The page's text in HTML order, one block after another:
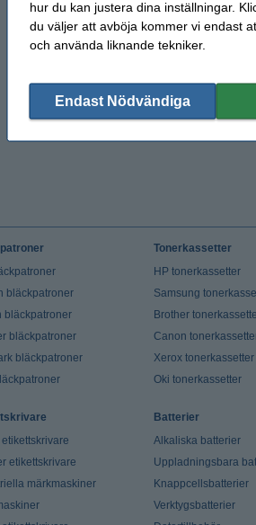
bläckpatroner
bläckpatroner
bläckpatroner
bläckpatroner
Tonerkassetter
HP tonerkassetter
Samsung
Brother
Canon
Xerox tonerkassetter
Oki tonerkassetter
etikettskrivare
etikettskrivare
märkmaskiner
Batterier
Alkaliska batterier
Uppladningsbara
Knappcellsbatterier
Verktygsbatterier
hur du kan justera dina inställningar.
du väljer att avböja kommer vi endast
och använda liknande tekniker.
Endast Nödvändiga